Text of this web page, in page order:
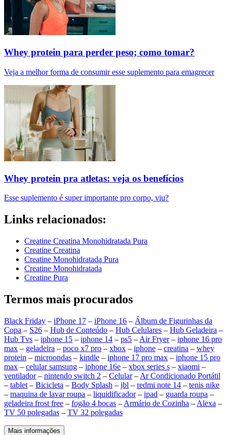
Whey protein para perder peso; como tomar?
Veja a melhor forma de consumir esse suplemento para emagrecer
Whey protein pra atletas: veja os benefícios
Esse suplemento é super importante pro corpo, viu?
Links relacionados:
Creatine Creatina Monohidratada Pura
Creatine Creatina
Creatine Monohidratada Pura
Creatine Monohidratada
Creatine Pura
Termos mais procurados
Black Friday – iPhone 17 – iPhone 16 – Álbum de Figurinhas da
Copa – S26 – Hub de Conteúdo – Hub Celulares – Hub Geladeira –
Hub Tvs – iphone 15 – iphone 14 – ps5 – Air Fryer– iphone 16 pro
max – geladeira – poco x7 pro – xbox – iphone – creatina – whey
protein – microondas – kindle – iphone 17 pro max – iphone 15 pro
max – celular samsung – iphone 16e – xbox series s – xiaomi –
ventilador– nintendo switch 2 – Celular– Ar Condicionado Portátil
– tablet – Bicicleta – Body Splash – jbl – redmi note 14 – tenis nike
– maquina de lavar roupa – liquidificador– ipad – guarda roupa –
geladeira frost free – fogão 4 bocas – Armário de Cozinha – Alexa –
TV 50 polegadas – TV 32 polegadas
Mais informações